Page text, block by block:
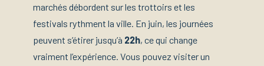
marchés débordent sur les trottoirs et les
festivals rythment la ville. En juin, les journées
peuvent s’étirer jusqu’à 22h, ce qui change
vraiment l’expérience. Vous pouvez visiter un